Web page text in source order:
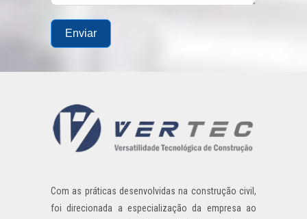
Enviar
Com as práticas desenvolvidas na construção civil,
foi direcionada a especialização da empresa ao